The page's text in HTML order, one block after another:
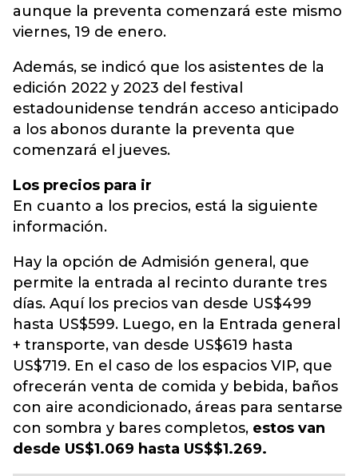
aunque la preventa comenzará este mismo
viernes, 19 de enero.
Además, se indicó que los asistentes de la
edición 2022 y 2023 del festival
estadounidense tendrán acceso anticipado
a los abonos durante la preventa que
comenzará el jueves.
Los precios para ir
En cuanto a los precios, está la siguiente
información.
Hay la opción de Admisión general, que
permite la entrada al recinto durante tres
días. Aquí los precios van desde US$499
hasta US$599. Luego, en la Entrada general
+ transporte, van desde US$619 hasta
US$719. En el caso de los espacios VIP, que
ofrecerán venta de comida y bebida, baños
con aire acondicionado, áreas para sentarse
con sombra y bares completos, estos van
desde US$1.069 hasta US$$1.269.